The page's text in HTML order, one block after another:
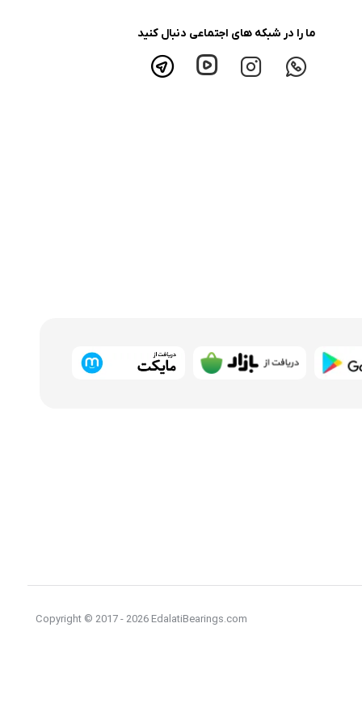
ما را در شبکه های اجتماعی دنبال کنید
Copyright © 2017 - 2026 EdalatiBearings.com